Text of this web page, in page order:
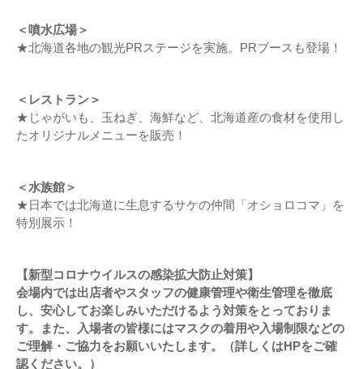
＜噴水広場＞
★北海道各地の観光PRステージを実施。PRブースも登場！
＜レストラン＞
★じゃがいも、玉ねぎ、海鮮など、北海道産の食材を使用し
たオリジナルメニューを販売！
＜水族館＞
★日本では北海道に生息するサケの仲間「オショロコマ」を
特別展示！
【新型コロナウイルスの感染拡大防止対策】
会場内では出店者やスタッフの健康管理や衛生管理を徹底
し、安心してお楽しみいただけるよう対策をとっておりま
す。また、入場者の皆様にはマスクの着用や入場制限などの
ご理解・ご協力をお願いいたします。（詳しくはHPをご確
認ください。）